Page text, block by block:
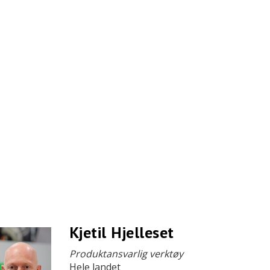
Kjetil Hjelleset
Produktansvarlig verktøy
Hele landet